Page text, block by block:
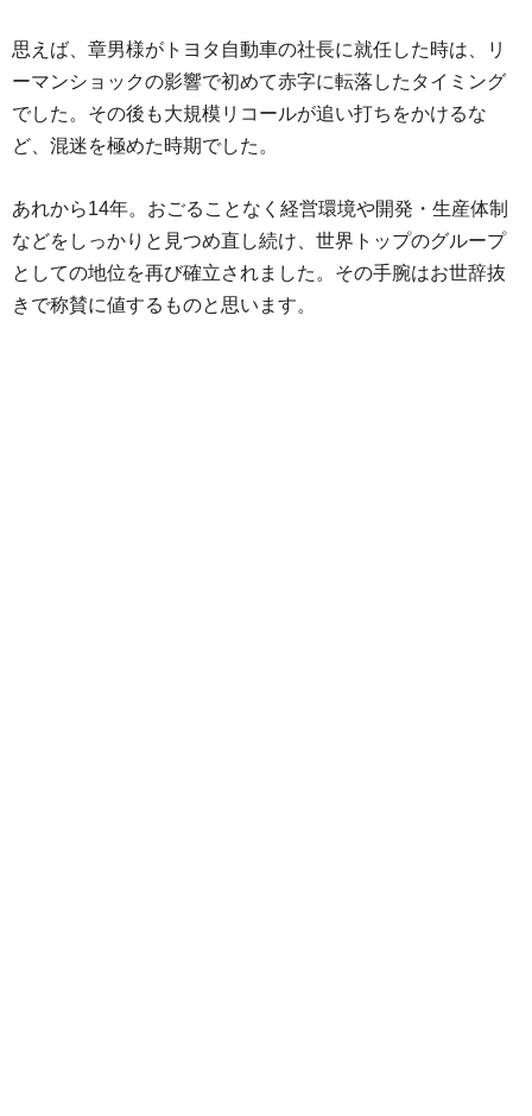
思えば、章男様がトヨタ自動車の社長に就任した時は、リ
ーマンショックの影響で初めて赤字に転落したタイミング
でした。その後も大規模リコールが追い打ちをかけるな
ど、混迷を極めた時期でした。
あれから14年。おごることなく経営環境や開発・生産体制
などをしっかりと見つめ直し続け、世界トップのグループ
としての地位を再び確立されました。その手腕はお世辞抜
きで称賛に値するものと思います。